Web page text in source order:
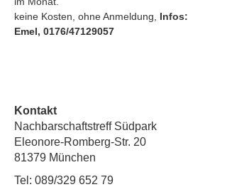
keine Kosten, ohne Anmeldung, Infos:
Emel, 0176/47129057
Kontakt
Nachbarschaftstreff Südpark
Eleonore-Romberg-Str. 20
81379 München
Tel: 089/329 652 79